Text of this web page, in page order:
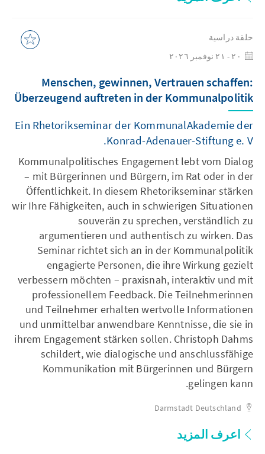
حلقة دراسية
Menschen, gewinnen, Vertrauen schaffen:
Überzeugend auftreten in der Kommunalpolitik
Ein Rhetorikseminar der KommunalAkademie der
Konrad-Adenauer-Stiftung e. V.
Kommunalpolitisches Engagement lebt vom Dialog
– mit Bürgerinnen und Bürgern, im Rat oder in der
Öffentlichkeit. In diesem Rhetorikseminar stärken
wir Ihre Fähigkeiten, auch in schwierigen Situationen
souverän zu sprechen, verständlich zu
argumentieren und authentisch zu wirken. Das
Seminar richtet sich an in der Kommunalpolitik
engagierte Personen, die ihre Wirkung gezielt
verbessern möchten – praxisnah, interaktiv und mit
professionellem Feedback. Die Teilnehmerinnen
und Teilnehmer erhalten wertvolle Informationen
und unmittelbar anwendbare Kenntnisse, die sie in
ihrem Engagement stärken sollen. Christoph Dahms
schildert, wie dialogische und anschlussfähige
Kommunikation mit Bürgerinnen und Bürgern
gelingen kann.
Darmstadt Deutschland
اعرف المزيد